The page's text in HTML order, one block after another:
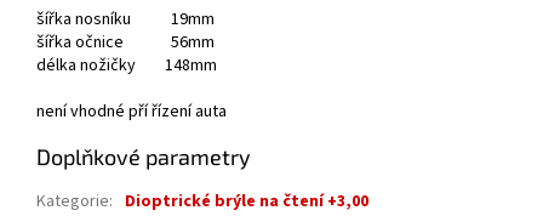
šířka nosníku 19mm
šířka očnice 56mm
délka nožičky 148mm
není vhodné pří řízení auta
Doplňkové parametry
Kategorie: Dioptrické brýle na čtení +3,00